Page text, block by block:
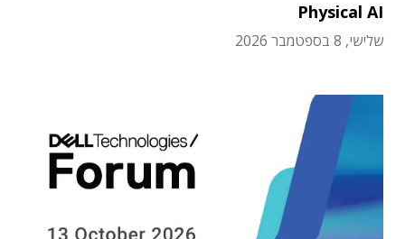
Physical AI
שלישי, 8 בספטמבר 2026